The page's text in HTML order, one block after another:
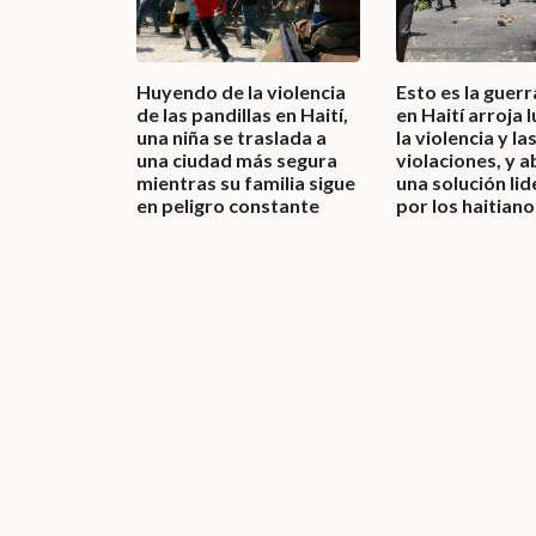
Huyendo de la violencia
de las pandillas en Haití,
una niña se traslada a
una ciudad más segura
mientras su familia sigue
en peligro constante
Esto es la
en Haití arroja
la violencia y las
violaciones, y
una solución
por los